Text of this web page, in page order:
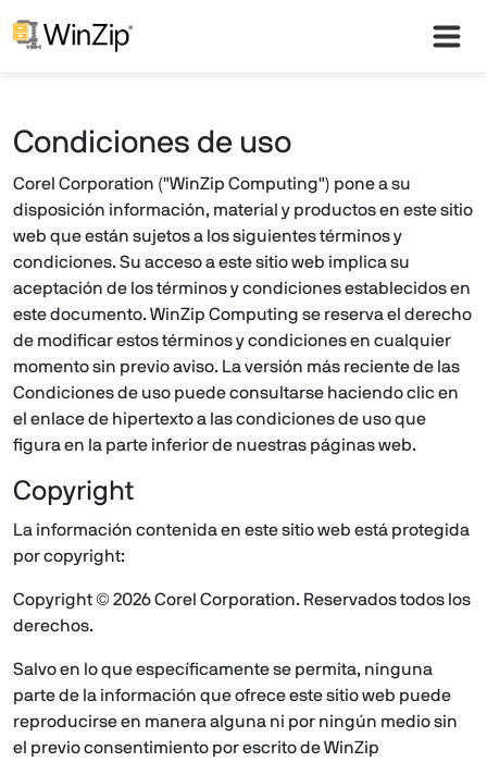
Condiciones de uso
Corel Corporation ("WinZip Computing") pone a su
disposición información, material y productos en este sitio
web que están sujetos a los siguientes términos y
condiciones. Su acceso a este sitio web implica su
aceptación de los términos y condiciones establecidos en
este documento. WinZip Computing se reserva el derecho
de modificar estos términos y condiciones en cualquier
momento sin previo aviso. La versión más reciente de las
Condiciones de uso puede consultarse haciendo clic en
el enlace de hipertexto a las condiciones de uso que
figura en la parte inferior de nuestras páginas web.
Copyright
La información contenida en este sitio web está protegida
por copyright:
Copyright ©2026Corel Corporation. Reservados todos los
derechos.
Salvo en lo que específicamente se permita, ninguna
parte de la información que ofrece este sitio web puede
reproducirse en manera alguna ni por ningún medio sin
el previo consentimiento por escrito de WinZip